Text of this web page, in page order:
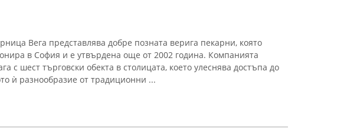
Вега представлява добре позната верига пекарни, която
в София и е утвърдена още от 2002 година. Компанията
с шест търговски обекта в столицата, което улеснява достъпа до
ѝ разнообразие от традиционни ...